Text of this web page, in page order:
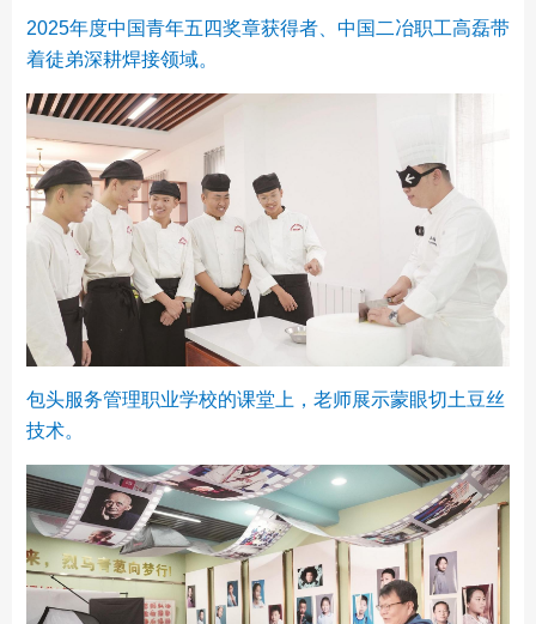
2025年度中国青年五四奖章获得者、中国二冶职工高磊带
着徒弟深耕焊接领域。
包头服务管理职业学校的课堂上，老师展示蒙眼切土豆丝
技术。